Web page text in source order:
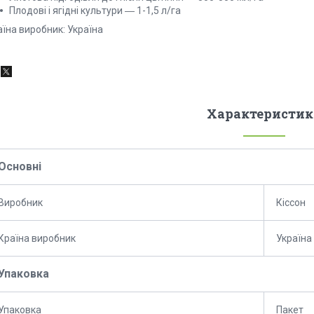
Плодові і ягідні культури ― 1-1,5 л/га
виробник: Україна
Кіссон
виробник Україна
Пакет